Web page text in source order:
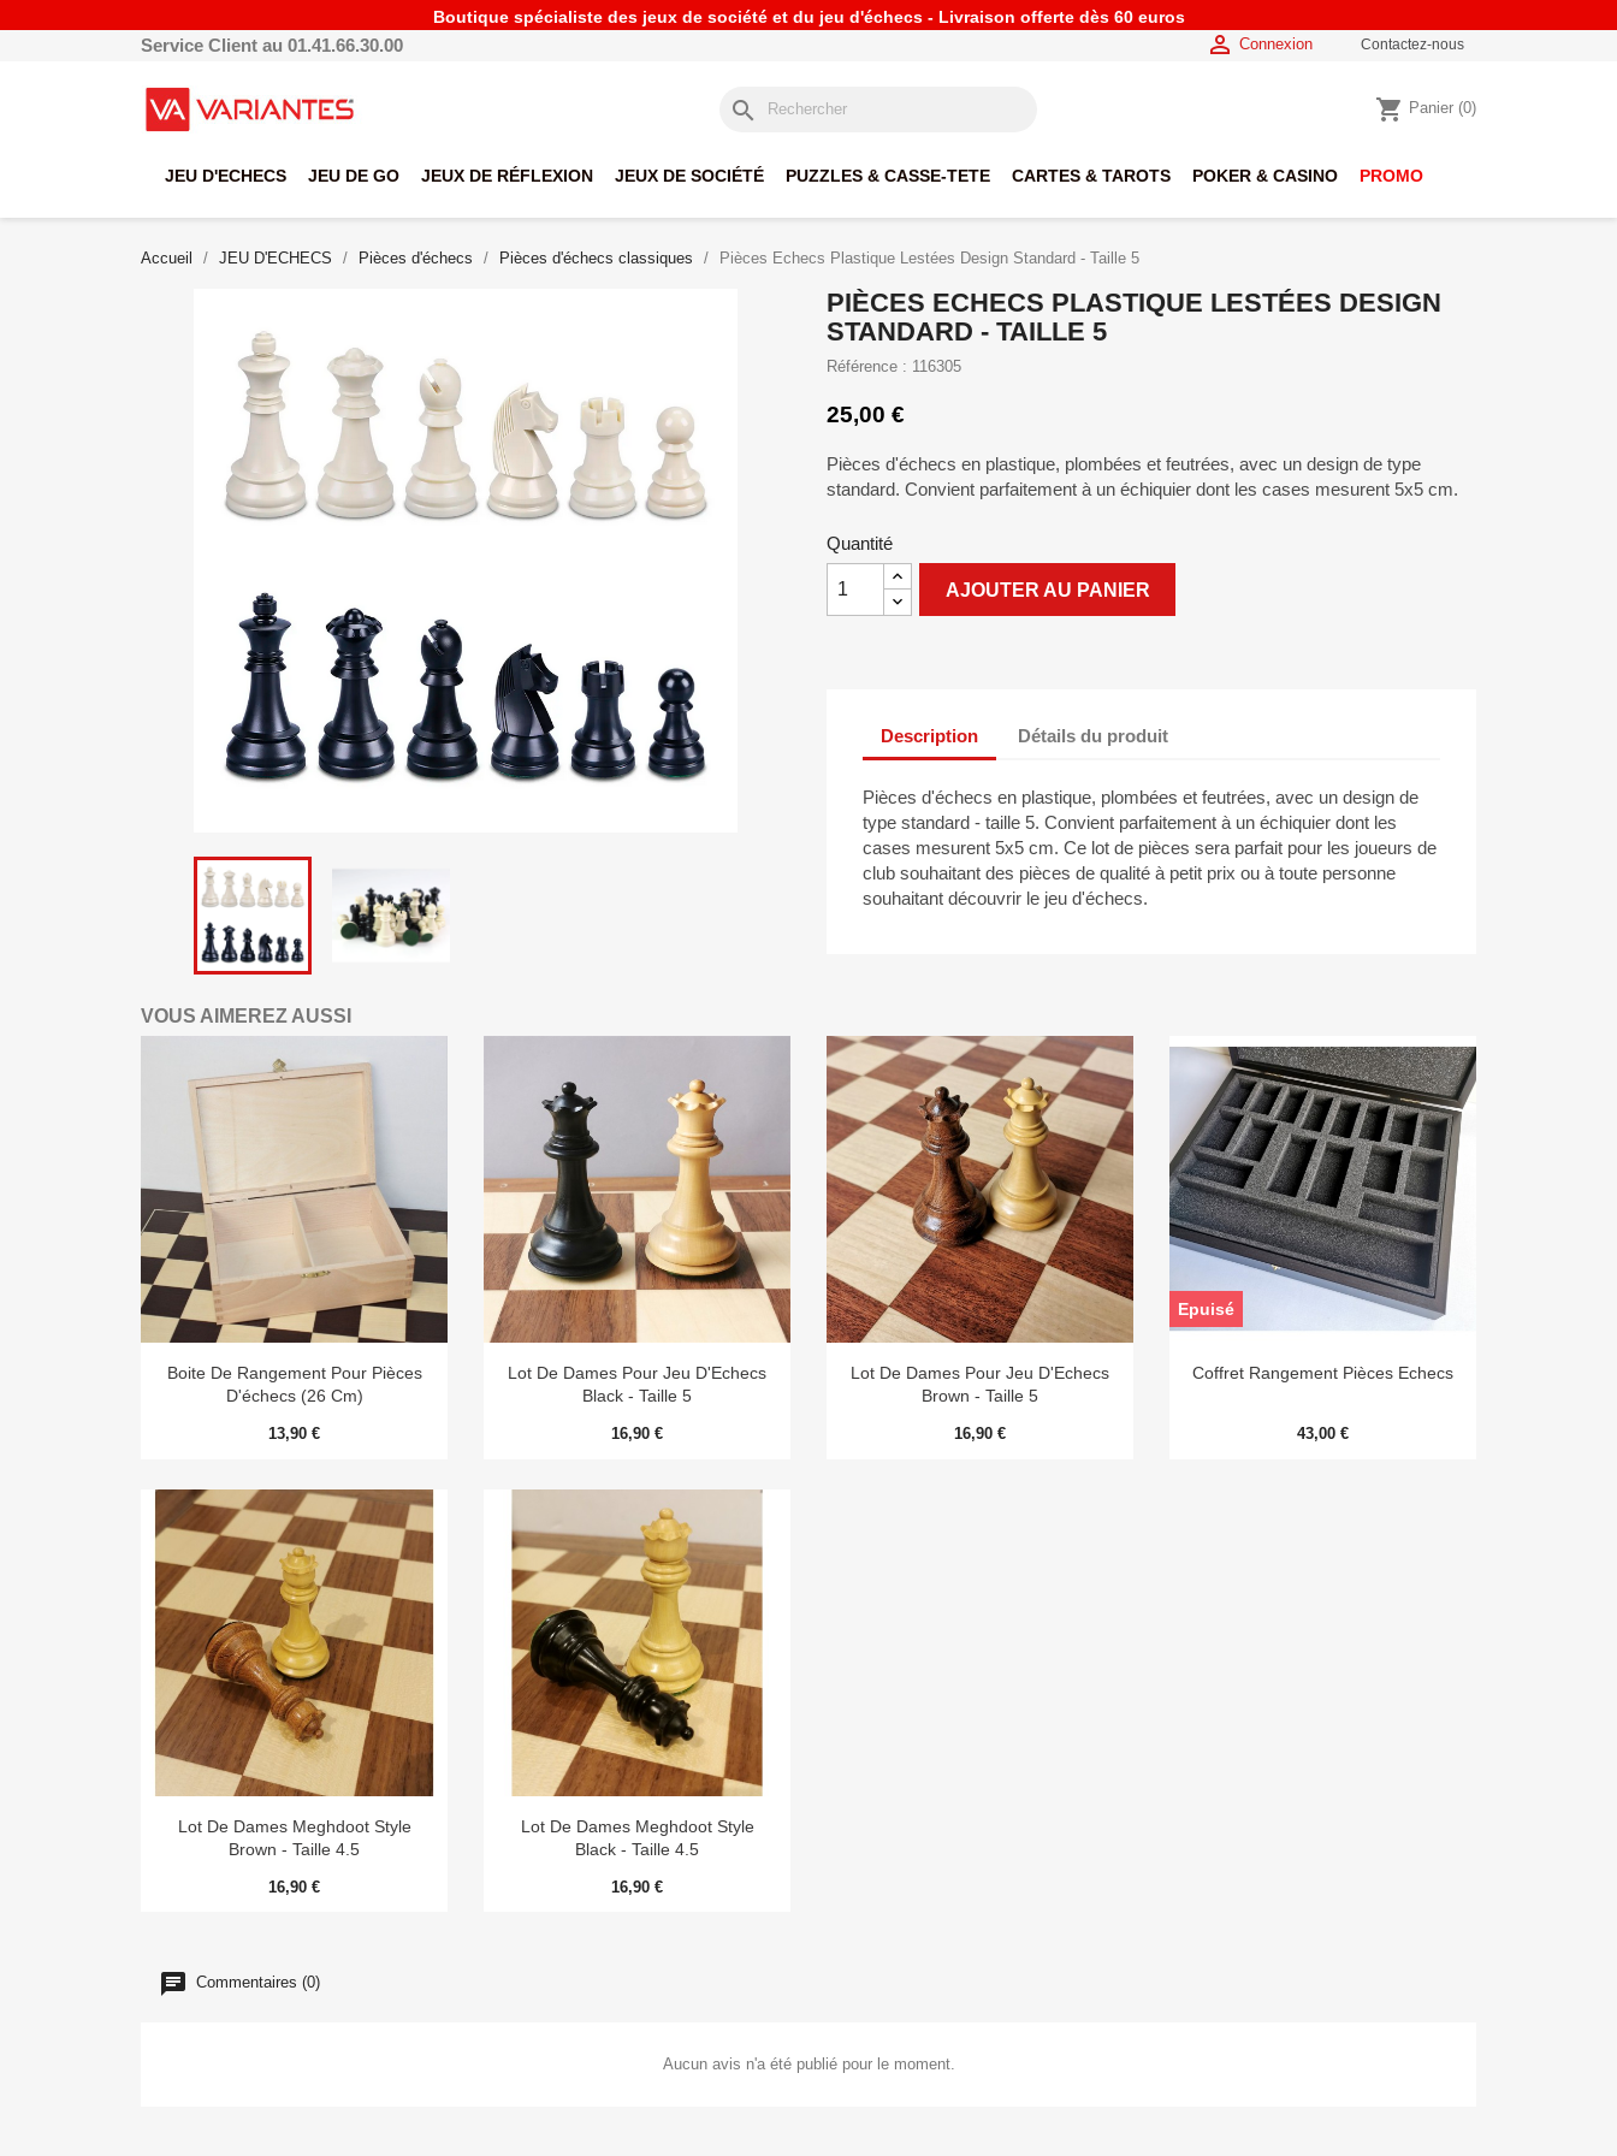
Boutique spécialiste des jeux de société et du jeu d'échecs - Livraison offerte dès 60 euros
Service Client au 01.41.66.30.00  Connexion Contactez-nous
search shopping_cart Panier (0)
JEU D'ECHECS JEU DE GO JEUX DE RÉFLEXION JEUX DE SOCIÉTÉ PUZZLES & CASSE-TETE CARTES & TAROTS POKER & CASINO PROMO
Accueil JEU D'ECHECS Pièces d'échecs Pièces d'échecs classiques Pièces Echecs Plastique Lestées Design Standard - Taille 5
PIÈCES ECHECS PLASTIQUE LESTÉES DESIGN
STANDARD - TAILLE 5
Référence : 116305
25,00 €
Pièces d'échecs en plastique, plombées et feutrées, avec un design de type
standard. Convient parfaitement à un échiquier dont les cases mesurent 5x5 cm.
Quantité
AJOUTER AU PANIER
Description Détails du produit
Pièces d'échecs en plastique, plombées et feutrées, avec un design de
type standard - taille 5. Convient parfaitement à un échiquier dont les
cases mesurent 5x5 cm. Ce lot de pièces sera parfait pour les joueurs de
club souhaitant des pièces de qualité à petit prix ou à toute personne
souhaitant découvrir le jeu d'échecs.
VOUS AIMEREZ AUSSI
Aperçu rapide
Boite De Rangement Pour Pièces
D'échecs (26 Cm)
13,90 €
Aperçu rapide
Lot De Dames Pour Jeu D'Echecs
Black - Taille 5
16,90 €
Aperçu rapide
Lot De Dames Pour Jeu D'Echecs
Brown - Taille 5
16,90 €
Aperçu rapide
Coffret Rangement Pièces Echecs
43,00 €
Epuisé
Aperçu rapide
Lot De Dames Meghdoot Style
Brown - Taille 4.5
16,90 €
Aperçu rapide
Lot De Dames Meghdoot Style
Black - Taille 4.5
16,90 €
Commentaires (0)
Aucun avis n'a été publié pour le moment.